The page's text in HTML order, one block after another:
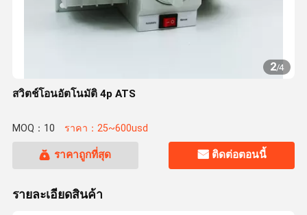
2/4
สวิตช์โอนอัตโนมัติ 4p ATS
MOQ：10 ราคา：25~600usd
ราคาถูกที่สุด ติดต่อตอนนี้
รายละเอียดสินค้า